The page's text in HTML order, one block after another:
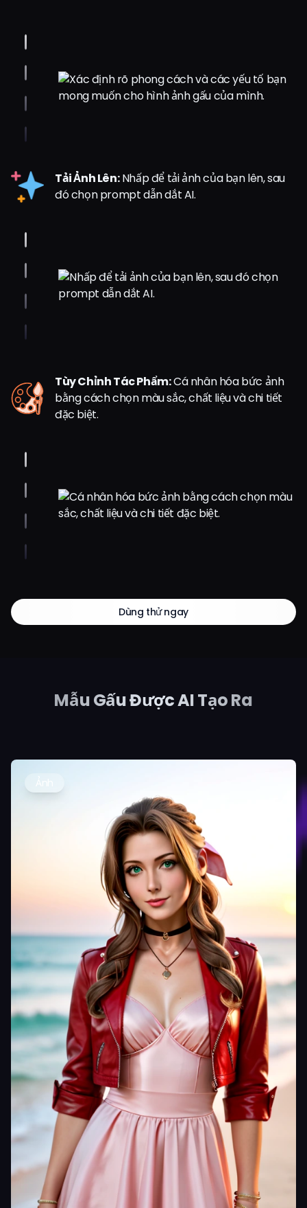
Tải Ảnh Lên:Nhấp để tải ảnh của bạn lên, sau
đó chọn prompt dẫn dắt AI.
Tùy Chỉnh Tác Phẩm:Cá nhân hóa bức ảnh
bằng cách chọn màu sắc, chất liệu và chi tiết
đặc biệt.
Dùng thử ngay
Mẫu Gấu Được AI Tạo Ra
Ảnh